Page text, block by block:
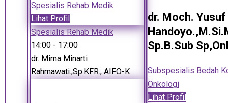
Spesialis Rehab Medik
Lihat Profil
Spesialis Rehab Medik
14:00 - 17:00
dr. Mirna Minarti
Rahmawati.,Sp.KFR., AIFO-K
dr. Moch. Yusuf
Sp.B.Sub
Subspesialis Bedah
Onkologi
Lihat Profil